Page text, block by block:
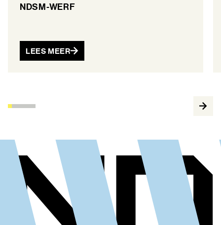
NDSM-WERF
LEES MEER